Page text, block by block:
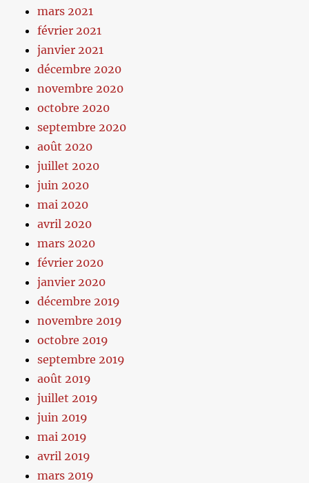
mars 2021
février 2021
janvier 2021
décembre 2020
novembre 2020
octobre 2020
septembre 2020
août 2020
juillet 2020
juin 2020
mai 2020
avril 2020
mars 2020
février 2020
janvier 2020
décembre 2019
novembre 2019
octobre 2019
septembre 2019
août 2019
juillet 2019
juin 2019
mai 2019
avril 2019
mars 2019